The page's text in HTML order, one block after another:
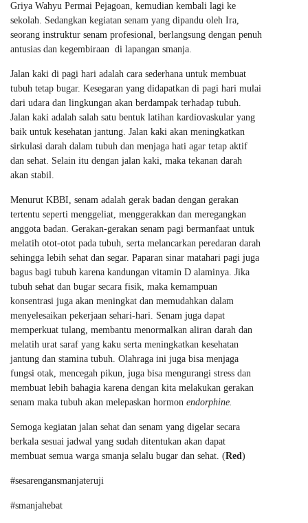
Griya Wahyu Permai Pejagoan, kemudian kembali lagi ke
sekolah. Sedangkan kegiatan senam yang dipandu oleh Ira,
seorang instruktur senam profesional, berlangsung dengan penuh
antusias dan kegembiraan di lapangan smanja.
Jalan kaki di pagi hari adalah cara sederhana untuk membuat
tubuh tetap bugar. Kesegaran yang didapatkan di pagi hari mulai
dari udara dan lingkungan akan berdampak terhadap tubuh.
Jalan kaki adalah salah satu bentuk latihan kardiovaskular yang
baik untuk kesehatan jantung. Jalan kaki akan meningkatkan
sirkulasi darah dalam tubuh dan menjaga hati agar tetap aktif
dan sehat. Selain itu dengan jalan kaki, maka tekanan darah
akan stabil.
Menurut KBBI, senam adalah gerak badan dengan gerakan
tertentu seperti menggeliat, menggerakkan dan meregangkan
anggota badan. Gerakan-gerakan senam pagi bermanfaat untuk
melatih otot-otot pada tubuh, serta melancarkan peredaran darah
sehingga lebih sehat dan segar. Paparan sinar matahari pagi juga
bagus bagi tubuh karena kandungan vitamin D alaminya. Jika
tubuh sehat dan bugar secara fisik, maka kemampuan
konsentrasi juga akan meningkat dan memudahkan dalam
menyelesaikan pekerjaan sehari-hari. Senam juga dapat
memperkuat tulang, membantu menormalkan aliran darah dan
melatih urat saraf yang kaku serta meningkatkan kesehatan
jantung dan stamina tubuh. Olahraga ini juga bisa menjaga
fungsi otak, mencegah pikun, juga bisa mengurangi stress dan
membuat lebih bahagia karena dengan kita melakukan gerakan
senam maka tubuh akan melepaskan hormon endorphine.
Semoga kegiatan jalan sehat dan senam yang digelar secara
berkala sesuai jadwal yang sudah ditentukan akan dapat
membuat semua warga smanja selalu bugar dan sehat. (Red)
#sesarengansmanjateruji
#smanjahebat